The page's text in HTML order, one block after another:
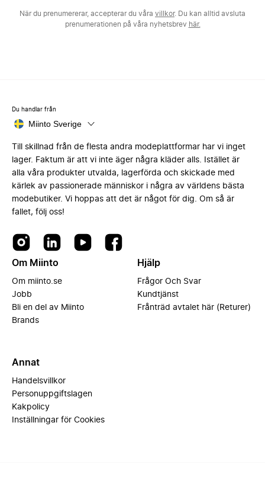
När du prenumererar, accepterar du våra villkor. Du kan alltid avsluta
prenumerationen på våra nyhetsbrev här.
Du handlar från
Miinto Sverige
Till skillnad från de flesta andra modeplattformar har vi inget
lager. Faktum är att vi inte äger några kläder alls. Istället är
alla våra produkter utvalda, lagerförda och skickade med
kärlek av passionerade människor i några av världens bästa
modebutiker. Vi hoppas att det är något för dig. Om så är
fallet, följ oss!
Om Miinto
Om miinto.se
Jobb
Bli en del av Miinto
Brands
Hjälp
Frågor Och Svar
Kundtjänst
Frånträd avtalet här (Returer)
Annat
Handelsvillkor
Personuppgiftslagen
Kakpolicy
Inställningar för Cookies